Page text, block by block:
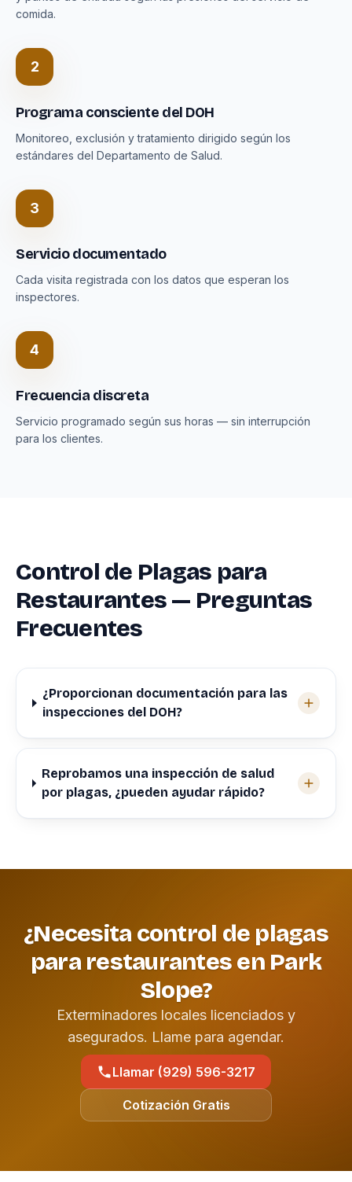
comida.
2
Programa consciente del DOH
Monitoreo, exclusión y tratamiento dirigido según los
estándares del Departamento de Salud.
3
Servicio documentado
Cada visita registrada con los datos que esperan los
inspectores.
4
Frecuencia discreta
Servicio programado según sus horas — sin interrupción
para los clientes.
Control de Plagas para
Restaurantes — Preguntas
Frecuentes
¿Proporcionan documentación para las
inspecciones del DOH?
Reprobamos una inspección de salud
por plagas, ¿pueden ayudar rápido?
¿Necesita control de plagas
para restaurantes en Park
Slope?
Exterminadores locales licenciados y
asegurados. Llame para agendar.
Llamar (929) 596-3217
Cotización Gratis